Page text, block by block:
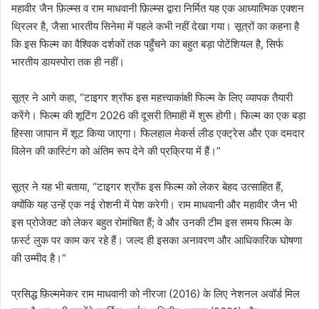
महावीर जैन फ़िल्म्स व राम माधवानी फ़िल्म्स द्वारा निर्मित यह एक आध्यात्मिक एक्शन
थ्रिलर है, जैसा भारतीय सिनेमा में पहले कभी नहीं देखा गया। सूत्रों का कहना है
कि इस फिल्म का वैश्विक दर्शकों तक पहुँचने का बहुत बड़ा पोटेंशियल है, सिर्फ
भारतीय डायस्पोरा तक ही नहीं।
सूत्र ने आगे कहा, “टाइगर श्रॉफ इस महत्त्वाकांक्षी फिल्म के लिए व्यापक तैयारी
करेंगे। फिल्म की शूटिंग 2026 की दूसरी तिमाही में शुरू होगी। फिल्म का एक बड़ा
हिस्सा जापान में शूट किया जाएगा। फिलहाल मेकर्स लीड एक्ट्रेस और एक दमदार
विलेन की कास्टिंग को अंतिम रूप देने की प्रक्रिया में हैं।”
सूत्र ने यह भी बताया, “टाइगर श्रॉफ इस फिल्म को लेकर बेहद उत्साहित हैं,
क्योंकि यह उन्हें एक नई रोशनी में पेश करेगी। राम माधवानी और महावीर जैन भी
इस प्रोजेक्ट को लेकर बहुत रोमांचित हैं; वे और उनकी टीम इस समय फिल्म के
फ़र्स्ट लुक पर काम कर रहे हैं। जल्द ही इसका अनावरण और आधिकारिक घोषणा
की उम्मीद है।”
प्रसिद्ध फ़िल्ममेकर राम माधवानी को नीरजा (2016) के लिए नेशनल अवॉर्ड मिल